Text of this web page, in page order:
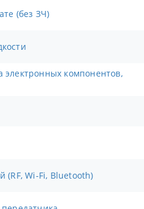
(без ЗЧ)
(RF, Wi-Fi, Bluetooth)